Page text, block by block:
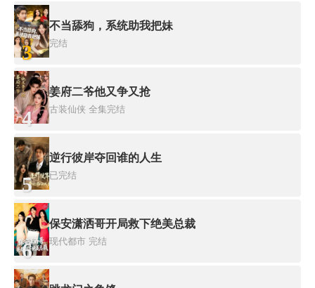
3
不当舔狗，系统助我把妹
完结
4
姜府二爷他又争又抢
古装仙侠 全集完结
5
逆行彼岸夺回谁的人生
已完结
6
保安潇洒哥开局救下绝美总裁
现代都市 完结